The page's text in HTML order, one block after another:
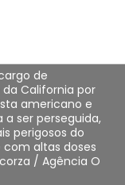
de
California por
americano e
a ser perseguida,
perigosos do
altas doses
/ Agência O